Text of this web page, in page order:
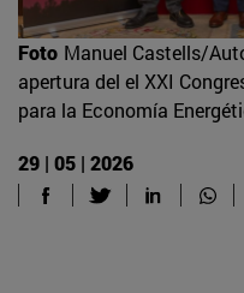
Foto Manuel Castells/
apertura del el XXI
para la Economía
29 | 05 | 2026